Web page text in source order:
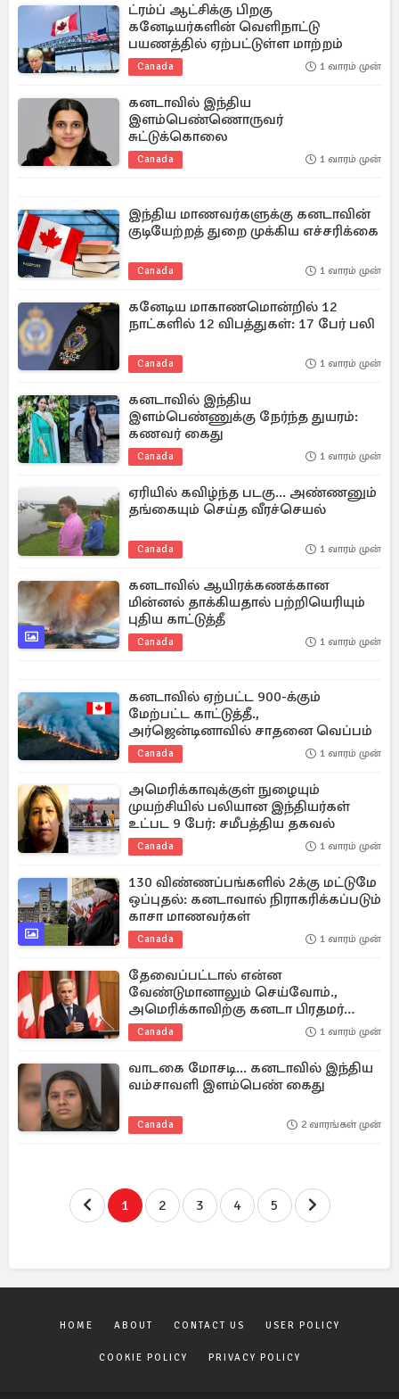
ட்ரம்ப் ஆட்சிக்கு பிறகு
கனேடியர்களின் வெளிநாட்டு
பயணத்தில் ஏற்பட்டுள்ள மாற்றம்
Canada 1 வாரம் முன்
கனடாவில் இந்திய
இளம்பெண்ணொருவர்
சுட்டுக்கொலை
Canada 1 வாரம் முன்
இந்திய மாணவர்களுக்கு கனடாவின்
குடியேற்றத் துறை முக்கிய எச்சரிக்கை
Canada 1 வாரம் முன்
கனேடிய மாகாணமொன்றில் 12
நாட்களில் 12 விபத்துகள்: 17 பேர் பலி
Canada 1 வாரம் முன்
கனடாவில் இந்திய
இளம்பெண்ணுக்கு நேர்ந்த துயரம்:
கணவர் கைது
Canada 1 வாரம் முன்
ஏரியில் கவிழ்ந்த படகு... அண்ணனும்
தங்கையும் செய்த வீரச்செயல்
Canada 1 வாரம் முன்
கனடாவில் ஆயிரக்கணக்கான
மின்னல் தாக்கியதால் பற்றியெரியும்
புதிய காட்டுத்தீ
Canada 1 வாரம் முன்
கனடாவில் ஏற்பட்ட 900-க்கும்
மேற்பட்ட காட்டுத்தீ.,
அர்ஜென்டினாவில் சாதனை வெப்பம்
Canada 1 வாரம் முன்
அமெரிக்காவுக்குள் நுழையும்
முயற்சியில் பலியான இந்தியர்கள்
உட்பட 9 பேர்: சமீபத்திய தகவல்
Canada 1 வாரம் முன்
130 விண்ணப்பங்களில் 2க்கு மட்டுமே
ஒப்புதல்: கனடாவால் நிராகரிக்கப்படும்
காசா மாணவர்கள்
Canada 1 வாரம் முன்
தேவைப்பட்டால் என்ன
வேண்டுமானாலும் செய்வோம்.,
அமெரிக்காவிற்கு கனடா பிரதமர்
கார்னி எச்சரிக்கை
Canada 1 வாரம் முன்
வாடகை மோசடி... கனடாவில் இந்திய
வம்சாவளி இளம்பெண் கைது
Canada 2 வாரங்கள் முன்
1 2 3 4 5
HOME ABOUT CONTACT US USER POLICY
COOKIE POLICY PRIVACY POLICY